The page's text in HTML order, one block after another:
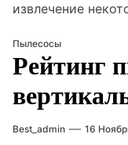
извлечение
Пылесосы
Рейтинг
Best_admin 16